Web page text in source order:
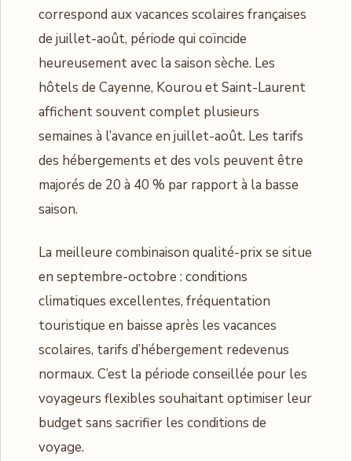
correspond aux vacances scolaires françaises
de juillet-août, période qui coïncide
heureusement avec la saison sèche. Les
hôtels de Cayenne, Kourou et Saint-Laurent
affichent souvent complet plusieurs
semaines à l’avance en juillet-août. Les tarifs
des hébergements et des vols peuvent être
majorés de 20 à 40 % par rapport à la basse
saison.
La meilleure combinaison qualité-prix se situe
en septembre-octobre : conditions
climatiques excellentes, fréquentation
touristique en baisse après les vacances
scolaires, tarifs d’hébergement redevenus
normaux. C’est la période conseillée pour les
voyageurs flexibles souhaitant optimiser leur
budget sans sacrifier les conditions de
voyage.